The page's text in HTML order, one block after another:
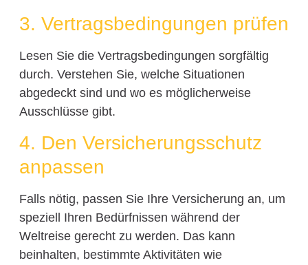
3. Vertragsbedingungen prüfen
Lesen Sie die Vertragsbedingungen sorgfältig
durch. Verstehen Sie, welche Situationen
abgedeckt sind und wo es möglicherweise
Ausschlüsse gibt.
4. Den Versicherungsschutz
anpassen
Falls nötig, passen Sie Ihre Versicherung an, um
speziell Ihren Bedürfnissen während der
Weltreise gerecht zu werden. Das kann
beinhalten, bestimmte Aktivitäten wie